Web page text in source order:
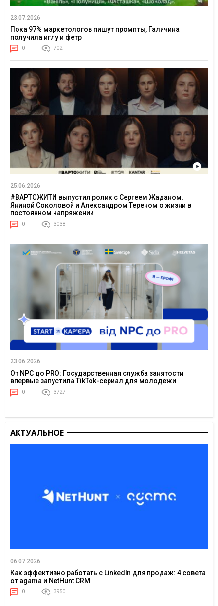
23.07.2026
Пока 97% маркетологов пишут промпты, Галичина
получила иглу и фетр
0 702
25.06.2026
#ВАРТОЖИТИ выпустил ролик с Сергеем Жаданом,
Яниной Соколовой и Александром Тереном о жизни в
постоянном напряжении
0 3038
23.06.2026
От NPC до PRO: Государственная служба занятости
впервые запустила TikTok-сериал для молодежи
0 3727
АКТУАЛЬНОЕ
06.07.2026
Как эффективно работать с LinkedIn для продаж: 4 совета
от agama и NetHunt CRM
0 3950